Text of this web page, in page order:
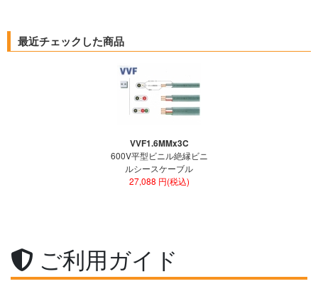
最近チェックした商品
VVF1.6MMx3C
600V平型ビニル絶縁ビニ
ルシースケーブル
27,088 円(税込)
ご利用ガイド